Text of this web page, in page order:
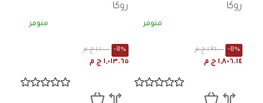
روكا
متوفر
١,٩٦٠.٠٠ ج م -8%
١,٨٠٦.١٤ ج م
روكا
متوفر
١,١٠٠.٠٠ ج م -8%
١,٠١٣.٦٥ ج م